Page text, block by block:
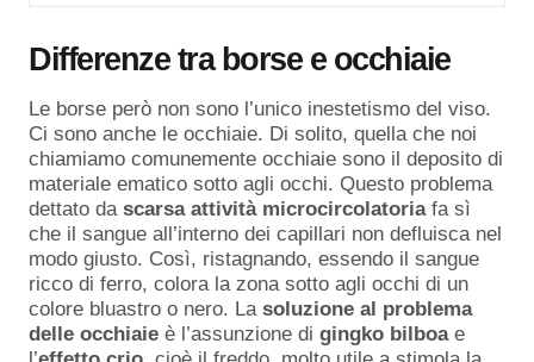
Differenze tra borse e occhiaie
Le borse però non sono l’unico inestetismo del viso.
Ci sono anche le occhiaie. Di solito, quella che noi
chiamiamo comunemente occhiaie sono il deposito di
materiale ematico sotto agli occhi. Questo problema
dettato da scarsa attività microcircolatoriafa sì
che il sangue all’interno dei capillari non defluisca nel
modo giusto. Così, ristagnando, essendo il sangue
ricco di ferro, colora la zona sotto agli occhi di un
colore bluastro o nero. La soluzione al problema
delle occhiaie è l’assunzione di gingko bilboae